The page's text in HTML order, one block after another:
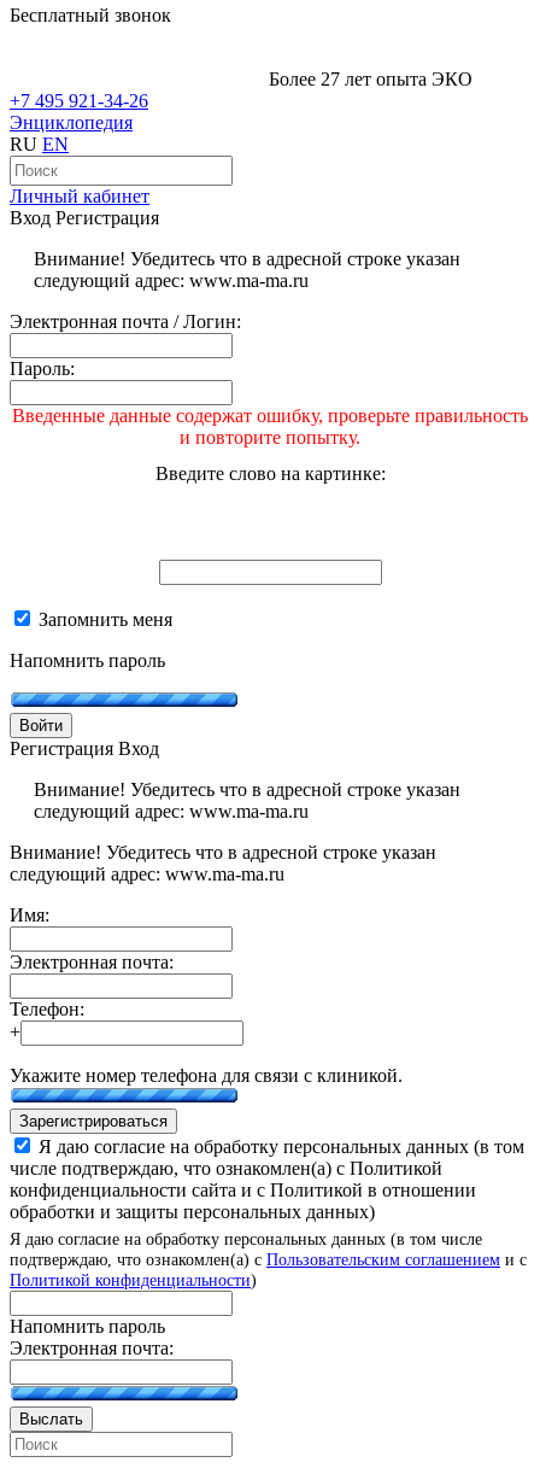
Бесплатный звонок
Более 27 лет опыта ЭКО
+7 495 921-34-26
Энциклопедия
RU EN
Личный кабинет
Вход Регистрация
Внимание! Убедитесь что в адресной строке указан
следующий адрес: www.ma-ma.ru
Электронная почта / Логин:
Пароль:
Введенные данные содержат ошибку, проверьте правильность
и повторите попытку.
Введите слово на картинке:
Запомнить меня
Напомнить пароль
Войти
Регистрация Вход
Внимание! Убедитесь что в адресной строке указан
следующий адрес: www.ma-ma.ru
Внимание! Убедитесь что в адресной строке указан
следующий адрес: www.ma-ma.ru
Имя:
Электронная почта:
Телефон:
+
Укажите номер телефона для связи с клиникой.
Зарегистрироваться
Я даю согласие на обработку персональных данных (в том
числе подтверждаю, что ознакомлен(а) с Политикой
конфиденциальности сайта и с Политикой в отношении
обработки и защиты персональных данных)
Я даю согласие на обработку персональных данных (в том числе
подтверждаю, что ознакомлен(а) с Пользовательским соглашением и с
Политикой конфиденциальности)
Напомнить пароль
Электронная почта:
Выслать